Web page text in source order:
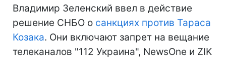
Владимир Зеленский ввел в действие
решение СНБО о санкциях против Тараса
Козака. Они включают запрет на вещание
телеканалов "112 Украина", NewsOne и ZIK